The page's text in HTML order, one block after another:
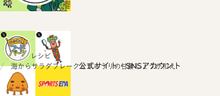
公式サイト・SNSアカウント
ホーム
レシピ
海からサラダフレークときゅうりの甘酢しょうが和え